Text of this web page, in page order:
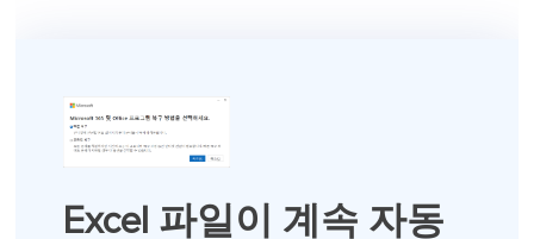
Excel 파일이 계속 자동